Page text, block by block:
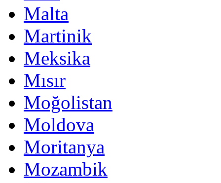
Malta
Martinik
Meksika
Mısır
Moğolistan
Moldova
Moritanya
Mozambik